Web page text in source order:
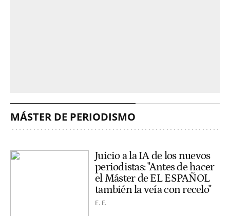
MÁSTER DE PERIODISMO
Juicio a la IA de los nuevos
periodistas: "Antes de hacer
el Máster de EL ESPAÑOL
también la veía con recelo"
E. E.